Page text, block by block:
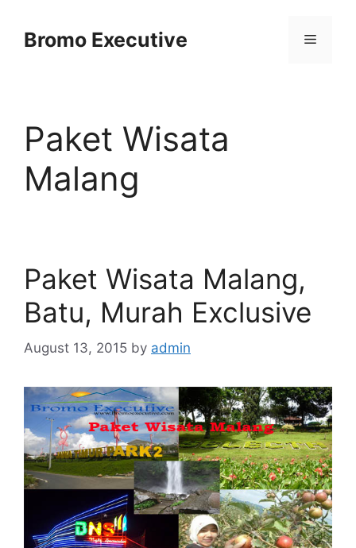
contentBromo Executive Menu
Paket Wisata
Malang
Paket Wisata Malang,
Batu, Murah Exclusive
August 13, 2015 by admin